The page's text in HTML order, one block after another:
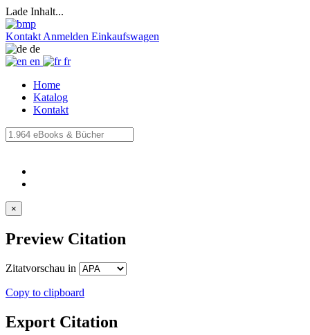
Lade Inhalt...
Kontakt Anmelden Einkaufswagen
de
en
fr
Home
Katalog
Kontakt
×
Preview Citation
Zitatvorschau in
Copy to clipboard
Export Citation